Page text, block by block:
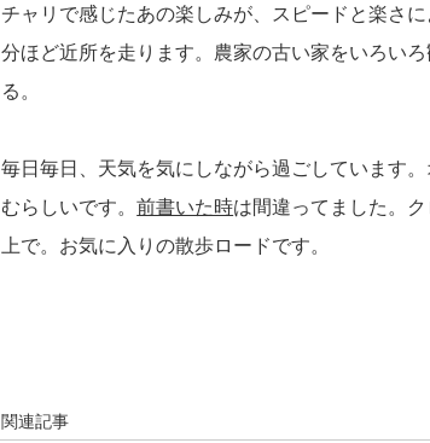
チャリで感じたあの楽しみが、スピードと楽さ
分ほど近所を走ります。農家の古い家をいろい
る。
毎日毎日、天気を気にしながら過ごしています
むらしいです。前書いた時は間違ってました。
上で。お気に入りの散歩ロードです。
関連記事